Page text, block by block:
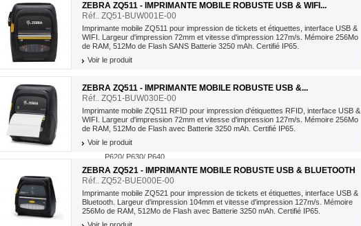
Signature
Badges Sécurisés, RFID & Mifare
Badges Mifare
Badges UHF & RFID
Badges sécurité & hologramme
Ruban Couleur
Ruban Couleur YMCKO
Ruban Couleur YMCKO i-Séries
Ruban Monochrome & noir
Ruban Noir
Ruban Monochrome
Cartouche Couleur
Cartouche couleur
Cartouche couleur i-Series
Cartouche Monochrome
Cartouche noir
Cartouche Monochrome
Films de Lamination
P500/ P520
P620/ P630/ P640
Logiciels Badge
CardStudio
Services ZebraCare
ZEBRA ZQ511 - IMPRIMANTE MOBILE ROBUSTE USB & WIFI...
Réf.. ZQ51-BUW001E-00
Imprimante mobile ZQ511 pour impression de tickets et étiquettes , interface USB &
WIFI. Largeur d'impression 72mm et vitesse d'impression 127m/s. Mémoire 256Mo
de RAM, 512Mo de Flash SANS Batterie 3250 mAh. Certifié IP65.
Voir le produit
ZEBRA ZQ511 - IMPRIMANTE MOBILE ROBUSTE USB &...
Réf.. ZQ51-BUW030E-00
Imprimante mobile ZQ511 RFID pour impression d'étiquettes RFID , interface USB &
WIFI. Largeur d'impression 72mm et vitesse d'impression 127m/s. Mémoire 256Mo
de RAM, 512Mo de Flash avec Batterie 3250 mAh. Certifié IP65.
Voir le produit
ZEBRA ZQ521 - IMPRIMANTE MOBILE ROBUSTE USB & BLUETOOTH
Réf.. ZQ52-BUE000E-00
Imprimante mobile ZQ521 pour impression de tickets et étiquettes , interface USB &
Bluetooth. Largeur d'impression 104mm et vitesse d'impression 127m/s. Mémoire
256Mo de RAM, 512Mo de Flash avec Batterie 3250 mAh. Certifié IP65.